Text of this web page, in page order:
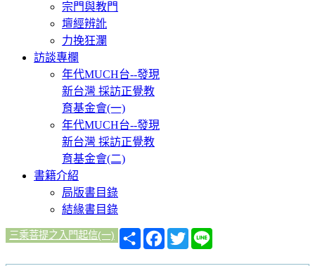
宗門與教門
壇經辨訛
力挽狂瀾
訪談專欄
年代MUCH台--發現
新台灣 採訪正覺教
育基金會(一)
年代MUCH台--發現
新台灣 採訪正覺教
育基金會(二)
書籍介紹
局版書目錄
結緣書目錄
三乘菩提之入門起信(一)
分
享
Facebook
Twitter